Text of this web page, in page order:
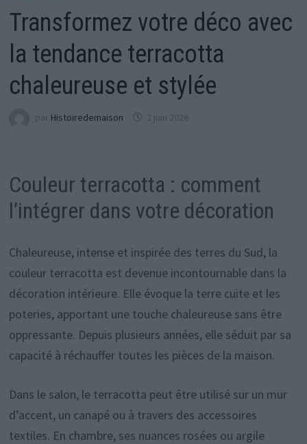
Transformez votre déco avec
la tendance terracotta
chaleureuse et stylée
par Histoiredemaison 2 juin 2026
Couleur terracotta : comment
l’intégrer dans votre décoration
Chaleureuse, intense et inspirée des terres du Sud, la
couleur terracotta est devenue incontournable dans la
décoration intérieure. Elle évoque la terre cuite et les
poteries, apportant une touche chaleureuse sans être
oppressante. Depuis plusieurs années, elle séduit par sa
capacité à réchauffer toutes les pièces de la maison.
Dans le salon, le terracotta peut être utilisé sur un mur
d’accent, un canapé ou à travers des accessoires
textiles. En chambre, ses nuances rosées ou argile